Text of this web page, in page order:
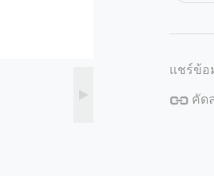
ต่อน้ําแ
ไม่เสถี
แชร์ข้อ
คัด